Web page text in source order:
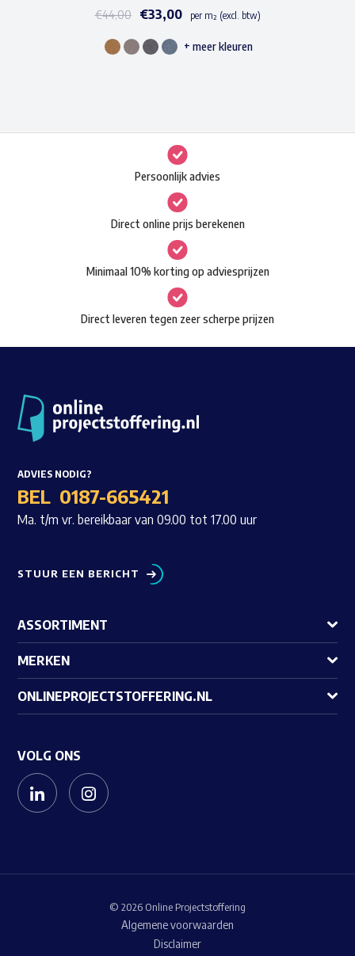
€44,00 €33,00 per m² (excl. btw)
Dit
variaties.
Deze
optie
kan
gekozen
worden
op
de
productpagina
+ meer kleuren
Persoonlijk advies
Direct online prijs berekenen
Minimaal 10% korting op adviesprijzen
Direct leveren tegen zeer scherpe prijzen
ADVIES NODIG?
BEL 0187-665421
Ma. t/m vr. bereikbaar van 09.00 tot 17.00 uur
STUUR EEN BERICHT
ASSORTIMENT
MERKEN
ONLINEPROJECTSTOFFERING.NL
VOLG ONS
© 2026 Online Projectstoffering
Algemene voorwaarden
Disclaimer